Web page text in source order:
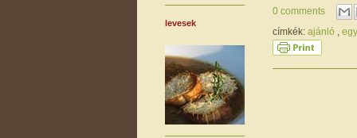
0 comments
címkék: ajánló ,
levesek